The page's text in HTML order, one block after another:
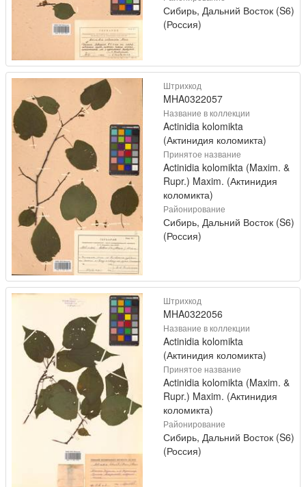
Сибирь, Дальний Восток (S6)
(Россия)
Штрихкод
MHA0322057
Название в коллекции
Actinidia kolomikta
(Актинидия коломикта)
Принятое название
Actinidia kolomikta (Maxim. &
Rupr.) Maxim. (Актинидия
коломикта)
Районирование
Сибирь, Дальний Восток (S6)
(Россия)
Штрихкод
MHA0322056
Название в коллекции
Actinidia kolomikta
(Актинидия коломикта)
Принятое название
Actinidia kolomikta (Maxim. &
Rupr.) Maxim. (Актинидия
коломикта)
Районирование
Сибирь, Дальний Восток (S6)
(Россия)